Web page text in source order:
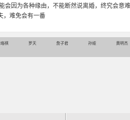
情感分析、恋爱择偶、夫妻关系，情感挽回、
了丰富的咨
珞棋 罗天 詹子君 孙娅 黄明杰